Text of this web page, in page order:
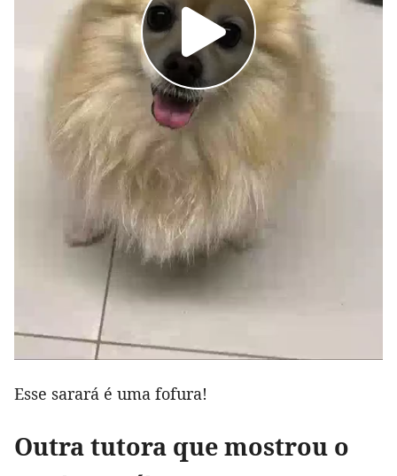
Esse sarará é uma fofura!
Outra tutora que mostrou o